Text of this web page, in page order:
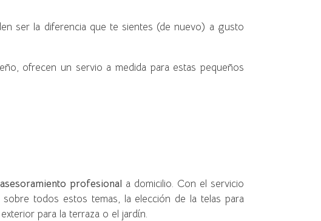
ser la diferencia que te sientes (de nuevo) a gusto
ofrecen un servio a medida para estas pequeños
asesoramiento profesional a domicilio. Con el servicio
todos estos temas, la elección de la telas para
para la terraza o el jardín.